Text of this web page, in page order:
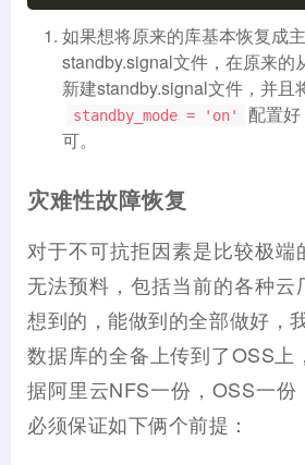
如果想将原来的库基本恢复成
standby.signal文件，在原来的
新建standby.signal文件，并且
standby_mode = 'on'
配置
可。
灾难性故障恢复
对于不可抗拒因素是比较极端
无法预料，包括当前的各种云
想到的，能做到的全部做好，
数据库的全备上传到了OSS上
据阿里云NFS一份，OSS一份
必须保证如下俩个前提：